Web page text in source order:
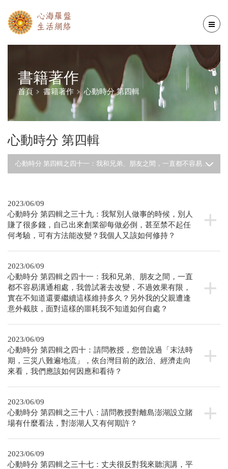
書籍著作
首頁 書籍著作 心動時分 第四輯
心動時分 第四輯
心動時分 第四輯之四十一：我和兄弟、朋友之間，一直都不容易溝通相處，我曾試著去改變，不過效果有限，實在不知道還要繼續這樣維持多久？另外我的父親遭逢意外截肢，面對這樣的噩耗我不知道如何自處？
2023/06/09
心動時分 第四輯之三十九：我幫別人做事的時候，別人
賺了很多錢，自己出來創業卻每做必倒，甚至禁不起任
何考驗，可有方法能改變？我個人又該如何修持？
2023/06/09
心動時分 第四輯之四十一：我和兄弟、朋友之間，一直
都不容易溝通相處，我曾試著去改變，不過效果有限，
實在不知道還要繼續這樣維持多久？另外我的父親遭逢
意外截肢，面對這樣的噩耗我不知道如何自處？
2023/06/09
心動時分 第四輯之四十：請問教授，您曾說過「末法時
期，三災八難遍地流」，依台灣目前的政治、經濟走向
來看，我們應該如何因應和看待？
2023/06/09
心動時分 第四輯之三十八：請問教授對離島澎湖設立賭
場有什麼看法，對澎湖人又有何期許？
2023/06/09
心動時分 第四輯之三十七：丈夫很反對我來聽演講，平